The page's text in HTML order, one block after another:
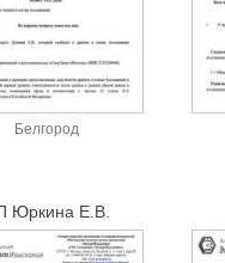
Белгород
Юркина Е.В.